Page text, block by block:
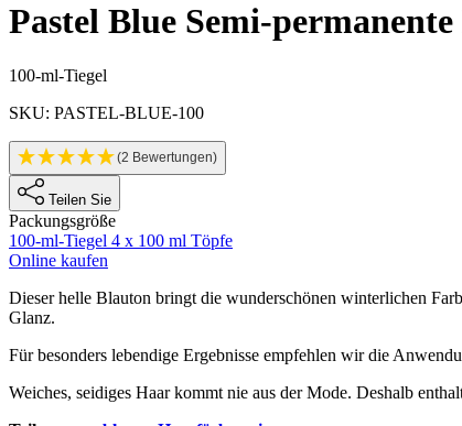
Pastel Blue Semi-
Produktinformationen
100-ml-Tiegel
SKU: PASTEL-BLUE-100
(2 Bewertungen)
Teilen Sie
Packungsgröße
100-ml-Tiegel 4 x 100 ml Töpfe
Online kaufen
Description
Dieser helle Blauton bringt die wunderschönen winterlichen
Glanz.
Für besonders lebendige Ergebnisse empfehlen wir die
Weiches, seidiges Haar kommt nie aus der Mode. Deshalb